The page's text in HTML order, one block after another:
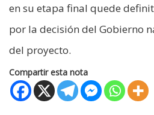
en su etapa final quede
por la decisión del Gobierno
del proyecto.
Compartir esta nota